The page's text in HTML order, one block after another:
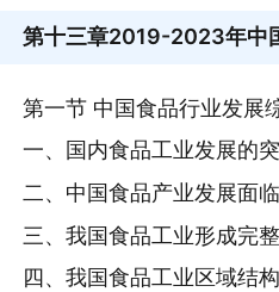
第十三章2019-2023年中
第一节 中国食品行业发展
一、国内食品工业发展的
二、中国食品产业发展面
三、我国食品工业形成完
四、我国食品工业区域结